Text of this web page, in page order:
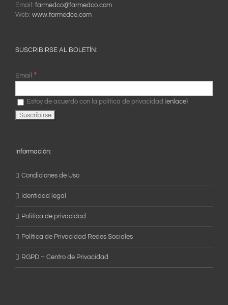
Email: farmedco@farmedco.com
Web: www.farmedco.com
SUSCRIBIRSE AL BOLETÍN:
Email *
Estoy de acuerdo con la política de privacidad (enlace)
Información:
Condiciones de Uso
Identidad legal
Política de privacidad
Política de Privacidad Redes Sociales
RGPD – Centro de Privacidad